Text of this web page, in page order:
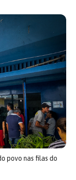
povo nas filas do